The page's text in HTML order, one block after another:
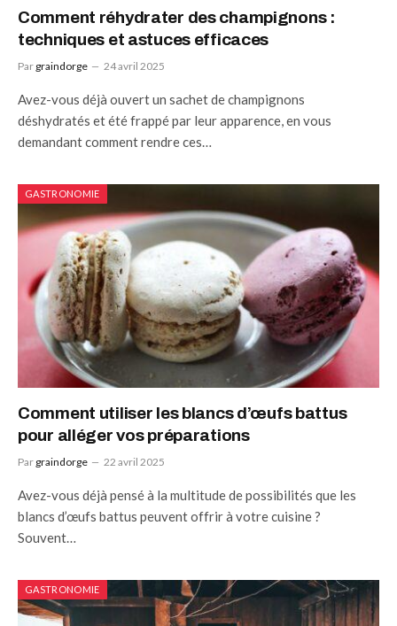
Comment réhydrater des champignons :
techniques et astuces efficaces
Par graindorge 24 avril 2025
Avez-vous déjà ouvert un sachet de champignons
déshydratés et été frappé par leur apparence, en vous
demandant comment rendre ces…
GASTRONOMIE
Comment utiliser les blancs d’œufs battus
pour alléger vos préparations
Par graindorge 22 avril 2025
Avez-vous déjà pensé à la multitude de possibilités que les
blancs d’œufs battus peuvent offrir à votre cuisine ?
Souvent…
GASTRONOMIE